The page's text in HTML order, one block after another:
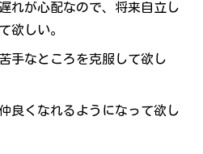
れが心配なので、将来自立し
欲しい。
手なところを克服して欲し
良くなれるようになって欲し